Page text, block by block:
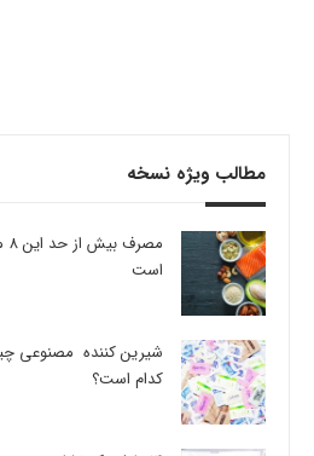
مطالب ویژه نسخه
است
شیرین کننده مصنوعی
کدام است؟